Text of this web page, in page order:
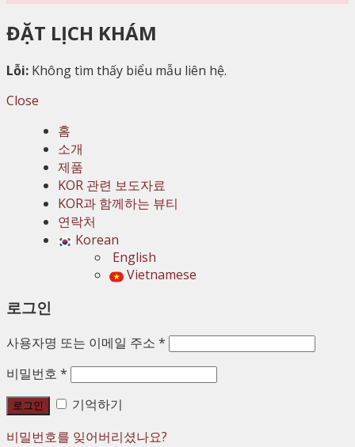
ĐẶT LỊCH KHÁM
Lỗi: Không tìm thấy biểu mẫu liên hệ.
Close
홈
소개
제품
KOR 관련 보도자료
KOR과 함께하는 뷰티
연락처
Korean
English
Vietnamese
로그인
사용자명 또는 이메일 주소 *
비밀번호 *
로그인
기억하기
비밀번호를 잊어버리셨나요?